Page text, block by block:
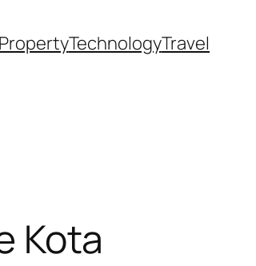
PropertyTechnologyTravel
Kota